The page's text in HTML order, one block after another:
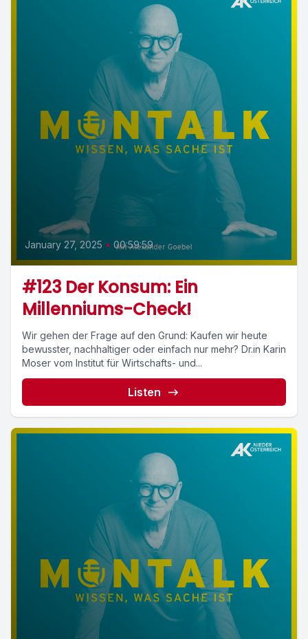
January 27, 2025 • 00:59:59
#123 Der Konsum: Ein
Millenniums-Check!
Wir gehen der Frage auf den Grund: Kaufen wir heute
bewusster, nachhaltiger oder einfach nur mehr? Dr.in Karin
Moser vom Institut für Wirtschafts- und...
Listen